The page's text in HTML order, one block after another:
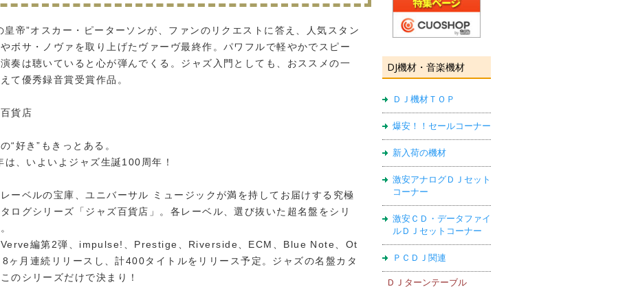
DJ機材・音楽機材
ＤＪ機材ＴＯＰ
爆安！！セールコーナー
新入荷の機材
激安アナログＤＪセット
コーナー
激安ＣＤ・データファイ
ルＤＪセットコーナー
ＰＣＤＪ関連
ＤＪターンテーブル
皇帝”オスカー・ピーターソンが、ファンのリクエストに答え、人気スタン
ボサ・ノヴァを取り上げたヴァーヴ最終作。パワフルで軽やかでスピー
奏は聴いていると心が弾んでくる。ジャズ入門としても、おススメの一
て優秀録音賞受賞作品。
貨店
“好き”もきっとある。
は、いよいよジャズ生誕100周年！
ーベルの宝庫、ユニバーサル ミュージックが満を持してお届けする究極
ログシリーズ「ジャズ百貨店」。各レーベル、選び抜いた超名盤をシリ
Verve編第2弾、impulse!、Prestige、Riverside、ECM、Blue Note、Ot
ヶ月連続リリースし、計400タイトルをリリース予定。ジャズの名盤カタ
のシリーズだけで決まり！